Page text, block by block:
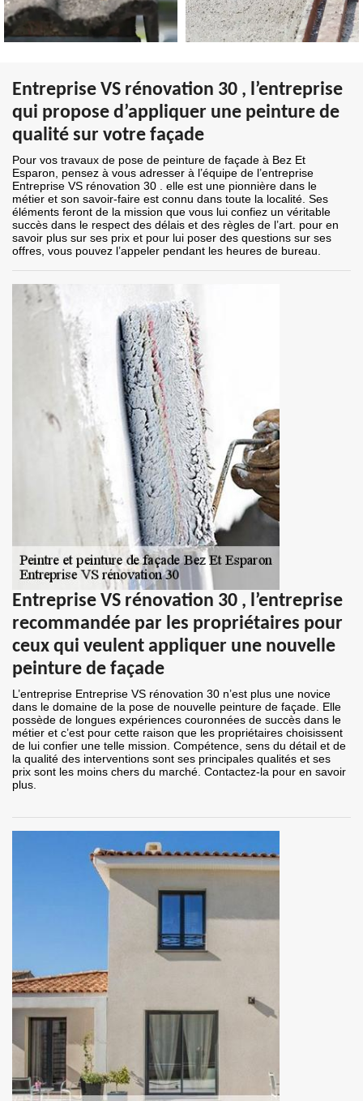
Entreprise VS rénovation 30 , l’entreprise
qui propose d’appliquer une peinture de
qualité sur votre façade
Pour vos travaux de pose de peinture de façade à Bez Et
Esparon, pensez à vous adresser à l’équipe de l’entreprise
Entreprise VS rénovation 30 . elle est une pionnière dans le
métier et son savoir-faire est connu dans toute la localité. Ses
éléments feront de la mission que vous lui confiez un véritable
succès dans le respect des délais et des règles de l’art. pour en
savoir plus sur ses prix et pour lui poser des questions sur ses
offres, vous pouvez l’appeler pendant les heures de bureau.
Entreprise VS rénovation 30 , l’entreprise
recommandée par les propriétaires pour
ceux qui veulent appliquer une nouvelle
peinture de façade
L’entreprise Entreprise VS rénovation 30 n’est plus une novice
dans le domaine de la pose de nouvelle peinture de façade. Elle
possède de longues expériences couronnées de succès dans le
métier et c’est pour cette raison que les propriétaires choisissent
de lui confier une telle mission. Compétence, sens du détail et de
la qualité des interventions sont ses principales qualités et ses
prix sont les moins chers du marché. Contactez-la pour en savoir
plus.